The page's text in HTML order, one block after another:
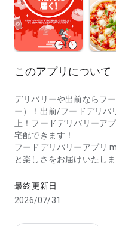
このアプリについて
デリバリーや出前ならフ
ー）！出前/フードデリバ
上！フードデリバリーア
宅配できます！
フードデリバリーアプリ
と楽しさをお届けいたしま
【こんな方におススメの
ュー)】
最終更新日
2026/07/31